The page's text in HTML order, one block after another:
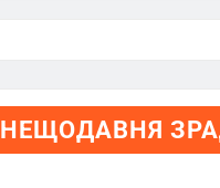
НЕЩОДАВНЯ